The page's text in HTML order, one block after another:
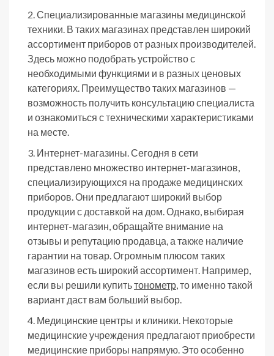
Специализированные магазины медицинской
техники. В таких магазинах представлен широкий
ассортимент приборов от разных производителей.
Здесь можно подобрать устройство с
необходимыми функциями и в разных ценовых
категориях. Преимущество таких магазинов —
возможность получить консультацию специалиста
и ознакомиться с техническими характеристиками
на месте.
Интернет-магазины. Сегодня в сети
представлено множество интернет-магазинов,
специализирующихся на продаже медицинских
приборов. Они предлагают широкий выбор
продукции с доставкой на дом. Однако, выбирая
интернет-магазин, обращайте внимание на
отзывы и репутацию продавца, а также наличие
гарантии на товар. Огромным плюсом таких
магазинов есть широкий ассортимент. Например,
если вы решили купитьтонометр , то именно такой
вариант даст вам больший выбор.
Медицинские центры и клиники. Некоторые
медицинские учреждения предлагают приобрести
медицинские приборы напрямую. Это особенно